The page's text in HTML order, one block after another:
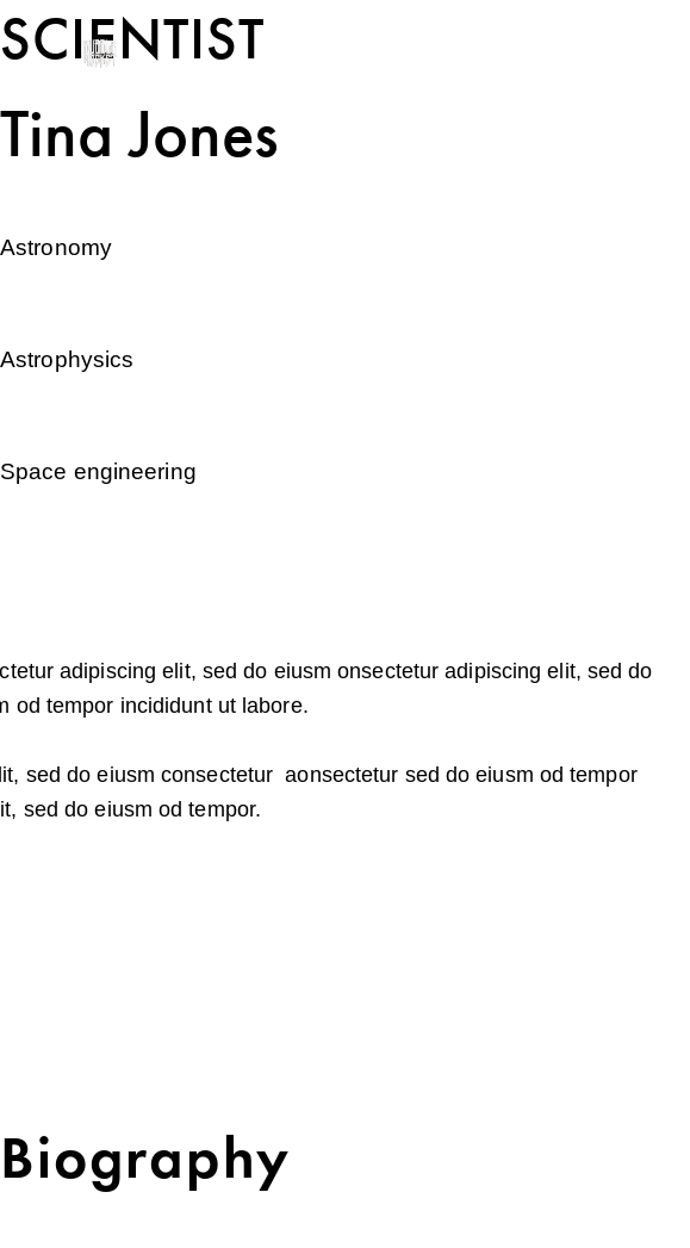
SCIENTIST
Tina Jones
Astronomy
Astrophysics
Space engineering
adipiscing elit, sed do eiusm onsectetur adipiscing elit, sed do
od tempor incididunt ut labore.
sed do eiusm consectetur aonsectetur sed do eiusm od tempor
sed do eiusm od tempor.
Biography